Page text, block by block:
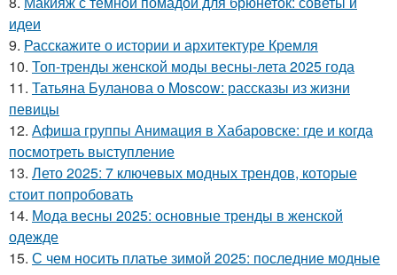
идеи
9. Расскажите о истории и архитектуре Кремля
10. Топ-тренды женской моды весны-лета 2025 года
11. Татьяна Буланова о Moscow: рассказы из жизни
певицы
12. Афиша группы Анимация в Хабаровске: где и когда
посмотреть выступление
13. Лето 2025: 7 ключевых модных трендов, которые
стоит попробовать
14. Мода весны 2025: основные тренды в женской
одежде
15. С чем носить платье зимой 2025: последние модные